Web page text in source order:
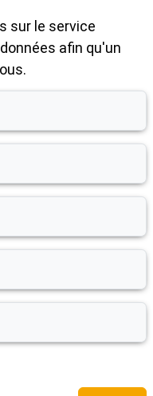
sur le service
afin qu'un